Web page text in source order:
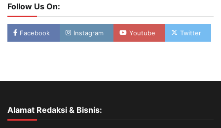
Follow Us On:
Facebook Instagram Youtube Twitter
Alamat Redaksi & Bisnis: